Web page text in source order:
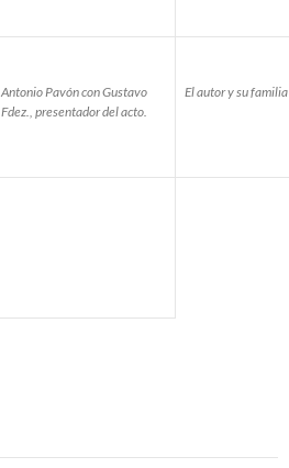
Antonio Pavón con Gustavo
Fdez., presentador del acto.
El autor y su familia